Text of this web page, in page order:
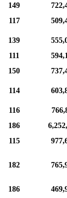
149
117
139
111
150
114
116
186
115
182
186